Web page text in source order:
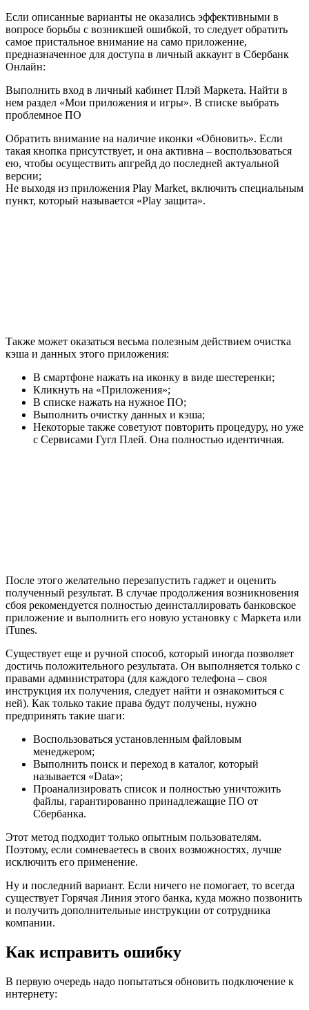
Если описанные варианты не оказались эффективными в
вопросе борьбы с возникшей ошибкой, то следует обратить
самое пристальное внимание на само приложение,
предназначенное для доступа в личный аккаунт в Сбербанк
Онлайн:
Выполнить вход в личный кабинет Плэй Маркета. Найти в
нем раздел «Мои приложения и игры». В списке выбрать
проблемное ПО
Обратить внимание на наличие иконки «Обновить». Если
такая кнопка присутствует, и она активна – воспользоваться
ею, чтобы осуществить апгрейд до последней актуальной
версии;
Не выходя из приложения Play Market, включить специальным
пункт, который называется «Play защита».
Также может оказаться весьма полезным действием очистка
кэша и данных этого приложения:
В смартфоне нажать на иконку в виде шестеренки;
Кликнуть на «Приложения»;
В списке нажать на нужное ПО;
Выполнить очистку данных и кэша;
Некоторые также советуют повторить процедуру, но уже
с Сервисами Гугл Плей. Она полностью идентичная.
После этого желательно перезапустить гаджет и оценить
полученный результат. В случае продолжения возникновения
сбоя рекомендуется полностью деинсталлировать банковское
приложение и выполнить его новую установку с Маркета или
iTunes.
Существует еще и ручной способ, который иногда позволяет
достичь положительного результата. Он выполняется только с
правами администратора (для каждого телефона – своя
инструкция их получения, следует найти и ознакомиться с
ней). Как только такие права будут получены, нужно
предпринять такие шаги:
Воспользоваться установленным файловым
менеджером;
Выполнить поиск и переход в каталог, который
называется «Data»;
Проанализировать список и полностью уничтожить
файлы, гарантированно принадлежащие ПО от
Сбербанка.
Этот метод подходит только опытным пользователям.
Поэтому, если сомневаетесь в своих возможностях, лучше
исключить его применение.
Ну и последний вариант. Если ничего не помогает, то всегда
существует Горячая Линия этого банка, куда можно позвонить
и получить дополнительные инструкции от сотрудника
компании.
Как исправить ошибку
В первую очередь надо попытаться обновить подключение к
интернету: